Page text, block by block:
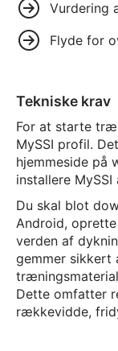
Vurdering
Flyde for
Tekniske krav
For at starte
MySSI profil.
hjemmeside på
installere MySSI
Du skal blot
Android,
verden af
gemmer sikkert
Dette omfatter
rækkevidde,